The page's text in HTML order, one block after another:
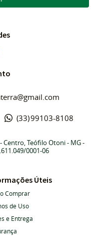
(33)99103-8108
-Centro, Teófilo Otoni- MG-
0001-06
Úteis
Comprar
de Uso
e Entrega